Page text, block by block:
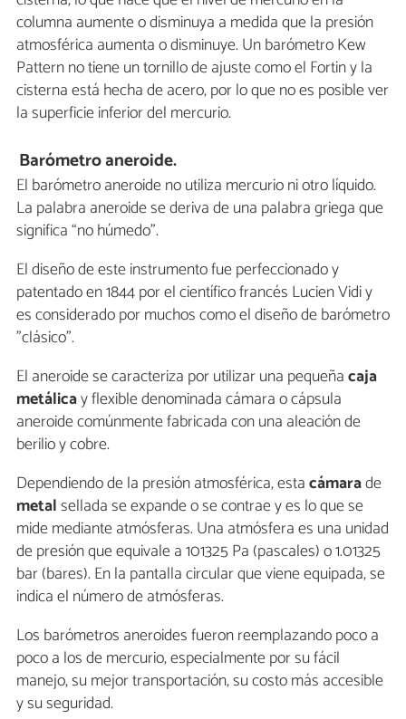
columna aumente o disminuya a medida que la presión
atmosférica aumenta o disminuye. Un barómetro Kew
Pattern no tiene un tornillo de ajuste como el Fortin y la
cisterna está hecha de acero, por lo que no es posible ver
la superficie inferior del mercurio.
Barómetro aneroide.
El barómetro aneroide no utiliza mercurio ni otro líquido.
La palabra aneroide se deriva de una palabra griega que
significa “no húmedo”.
El diseño de este instrumento fue perfeccionado y
patentado en 1844 por el científico francés Lucien Vidi y
es considerado por muchos como el diseño de barómetro
"clásico".
El aneroide se caracteriza por utilizar una pequeñacaja
metálicay flexible denominada cámara o cápsula
aneroide comúnmente fabricada con una aleación de
berilio y cobre.
Dependiendo de la presión atmosférica, estacámarade
metalsellada se expande o se contrae y es lo que se
mide mediante atmósferas. Una atmósfera es una unidad
de presión que equivale a 101325 Pa (pascales) o 1.01325
bar (bares). En la pantalla circular que viene equipada, se
indica el número de atmósferas.
Los barómetros aneroides fueron reemplazando poco a
poco a los de mercurio, especialmente por su fácil
manejo, su mejor transportación, su costo más accesible
y su seguridad.